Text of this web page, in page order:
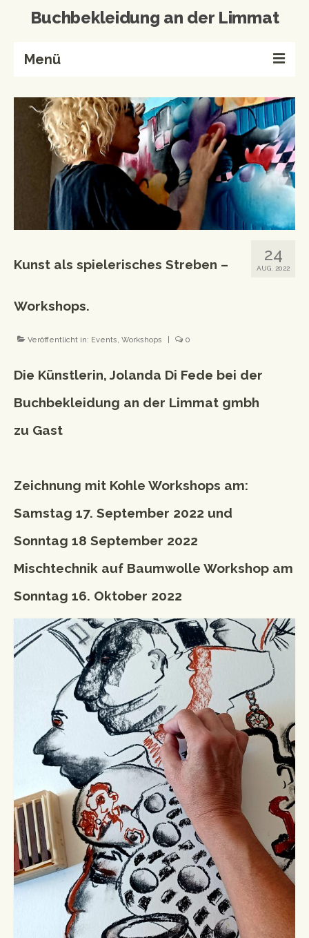
Buchbekleidung an der Limmat
Menü
Home
Buchbinderei
Referenzen
Wissenswertes
Kontakt
Events & Workshops
Impressum
Datenschutzerklärung
24
AUG. 2022
Kunst als spielerisches Streben –
Workshops.
Veröffentlicht in: Events, Workshops 0
Die Künstlerin, Jolanda Di Fede bei der
Buchbekleidung an der Limmat gmbh
zu Gast
Zeichnung mit Kohle Workshops am:
Samstag 17. September 2022 und
Sonntag 18 September 2022
Mischtechnik auf Baumwolle Workshop am
Sonntag 16. Oktober 2022